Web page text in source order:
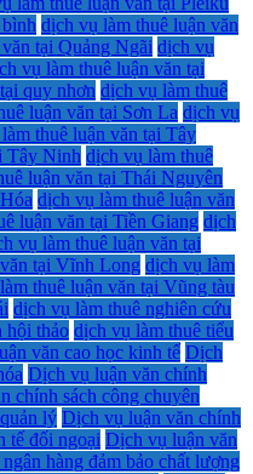
dịch vụ làm thuê luận văn
tại Quảng Ngãi dịch vụ
vụ làm thuê luận văn tại
quy nhơn dịch vụ làm thuê
luận văn tại Sơn La dịch vụ
thuê luận văn tại Tây
Tây Ninh dịch vụ làm thuê
luận văn tại Thái Nguyên
dịch vụ làm thuê luận văn
luận văn tại Tiền Giang dịch
vụ làm thuê luận văn tại
tại Vĩnh Long dịch vụ làm
thuê luận văn tại Vũng tàu
dịch vụ làm thuê nghiên cứu
hội thảo dịch vụ làm thuê tiểu
văn cao học kinh tế Dịch
Dịch vụ luận văn chính
chính sách công chuyên
lý Dịch vụ luận văn chính
tế đối ngoại Dịch vụ luận văn
hàng đảm bảo chất lượng